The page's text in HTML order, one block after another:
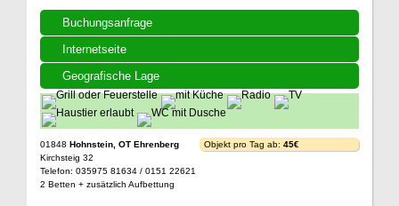
Buchungsanfrage
Internetseite
Geografische Lage
01848 Hohnstein, OT Ehrenberg
Kirchsteig 32
Telefon: 035975 81634 / 0151 22621
2 Betten + zusätzlich Aufbettung
Objekt pro Tag ab: 45€